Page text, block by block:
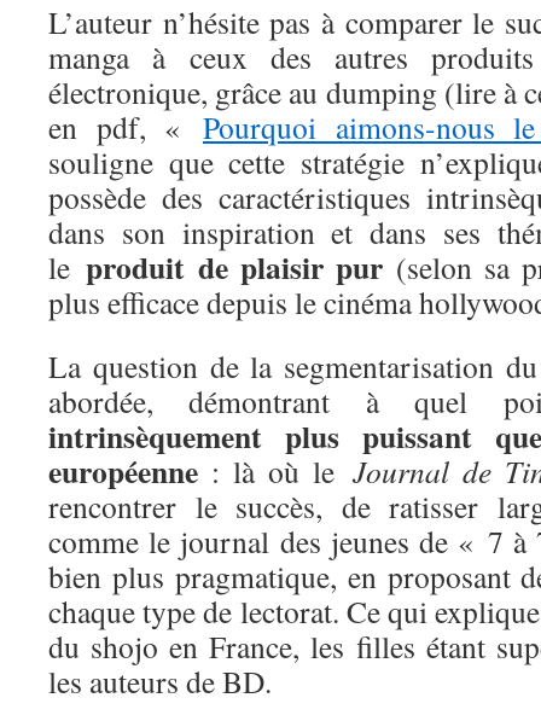
L’auteur n’hésite pas à comparer le
manga à ceux des autres
électronique, grâce au dumping (lire à
en pdf, « Pourquoi aimons-nous
souligne que cette stratégie
possède des caractéristiques
dans son inspiration et dans ses
leproduit de plaisir pur (selon sa
plus efficace depuis le cinéma
La question de la segmentarisation
abordée, démontrant à quel
intrinsèquement plus puissant
européenne : là où le Journal de
rencontrer le succès, de ratisser
comme le journal des jeunes de « 7 à
bien plus pragmatique, en proposant
chaque type de lectorat. Ce qui
du shojo en France, les filles étant
les auteurs de BD.